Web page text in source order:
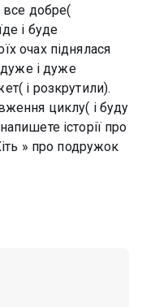
все добре(
і буде
очах піднялася
дуже і дуже
і розкрутили).
циклу( і буду
історії про
» про подружок